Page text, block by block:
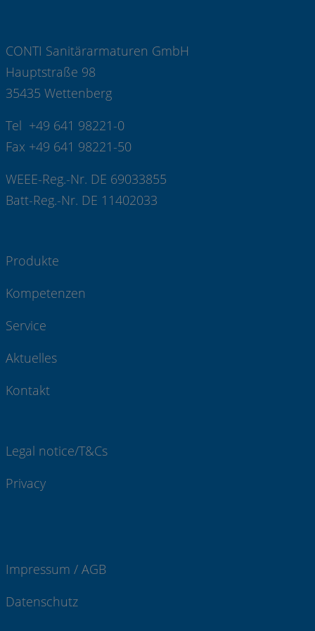
CONTI Sanitärarmaturen GmbH
Hauptstraße 98
35435 Wettenberg
Tel +49 641 98221-0
Fax +49 641 98221-50
WEEE-Reg.-Nr. DE 69033855
Batt-Reg.-Nr. DE 11402033
Produkte
Kompetenzen
Service
Aktuelles
Kontakt
Legal notice/T&Cs
Privacy
Impressum / AGB
Datenschutz